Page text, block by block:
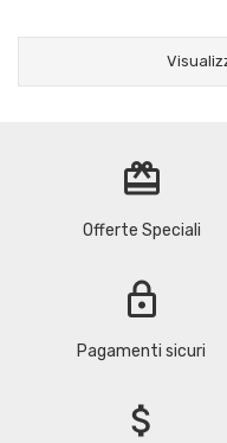
redeem
Offerte Speciali
lock
Pagamenti sicuri
attach_money